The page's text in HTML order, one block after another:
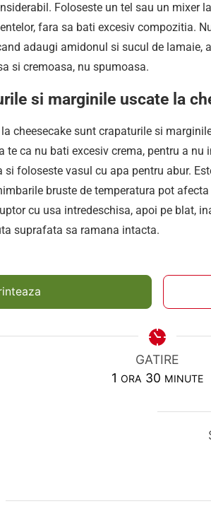
Foloseste un tel sau un mixer
fara sa bati excesiv compozitia.
adaugi amidonul si sucul de lamaie,
si cremoasa, nu spumoasa.
si marginile uscate la
cheesecake sunt crapaturile si
ca nu bati excesiv crema, pentru a nu
foloseste vasul cu apa pentru abur.
bruste de temperatura pot
cu usa intredeschisa, apoi pe blat,
suprafata sa ramana intacta.
GATIRE
1 HOUR
ORA 30MINUTES
MINUTE